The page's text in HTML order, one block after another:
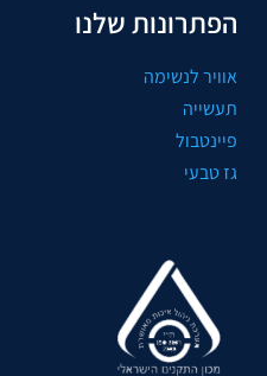
הפתרונות שלנו
אוויר לנשימה
תעשייה
פיינטבול
גז טבעי